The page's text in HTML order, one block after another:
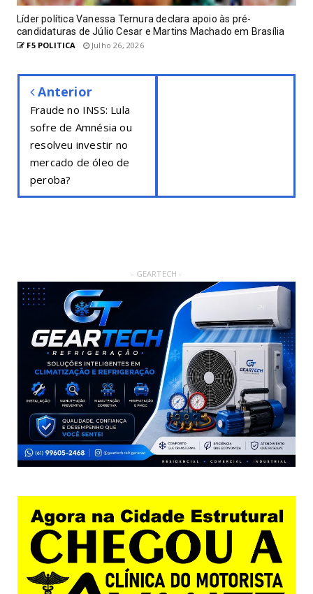
Líder política Vanessa Ternura declara apoio às pré-
candidaturas de Júlio Cesar e Martins Machado em Brasília
F5 POLITICA Julho 26, 2026
Anterior
Fraude no INSS: Lula
sofre de Amnésia ou
resolveu investir no
mercado de óleo de
peroba?
- GEARTECH -